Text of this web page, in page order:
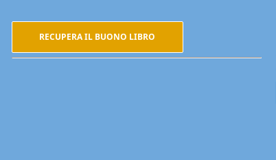
RECUPERA IL BUONO LIBRO